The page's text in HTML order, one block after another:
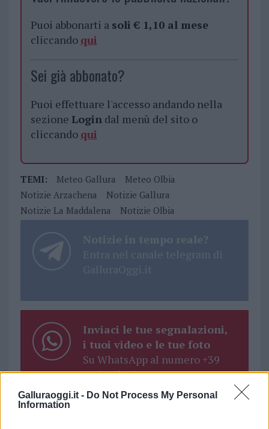
Galluraoggi.it - Do Not Process My Personal
Information
Puoi abbonarti a soli € 1,10 al mese
cliccando qui
Sei già abbonato?
Puoi effettuare l'accesso andando nella
sezione Logindal menù del sito o
cliccando qui
TEMI: Meteo Gallura
Meteo Olbia
Notizie Arzachena
Notizie Gallura
Notizie La Maddalena
Notizie Olbia
Notizie in tempo reale?
Entra nel canale telegram di
GalluraOggi.it
Inviaci le tue segnalazioni,
i tuoi video e le tue foto
Su WhatsApp al numero +39
345 356 7512